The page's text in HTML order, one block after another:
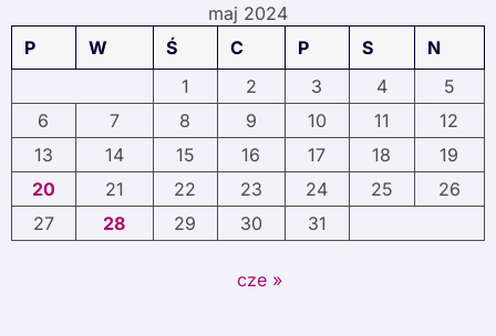
maj 2024
P
W Ś C P S
N
1
2 3 4
5
6
7 8 9 10 11
12
13
14 15 16 17 18
19
20
21 22 23 24 25
26
27
28 29 30 31
cze »